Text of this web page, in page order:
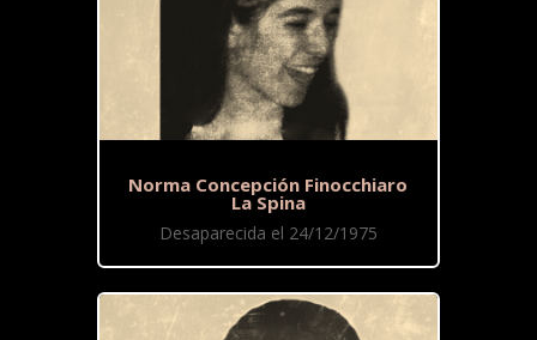
Norma Concepción Finocchiaro
La Spina
Desaparecida el 24/12/1975